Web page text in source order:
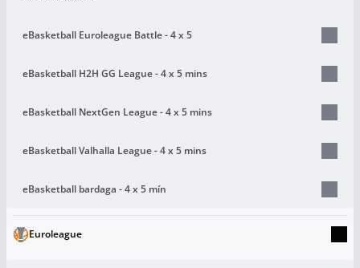
eBasketball Euroleague Battle - 4 x 5
eBasketball H2H GG League - 4 x 5 mins
eBasketball NextGen League - 4 x 5 mins
eBasketball Valhalla League - 4 x 5 mins
eBasketball bardaga - 4 x 5 mín
Euroleague